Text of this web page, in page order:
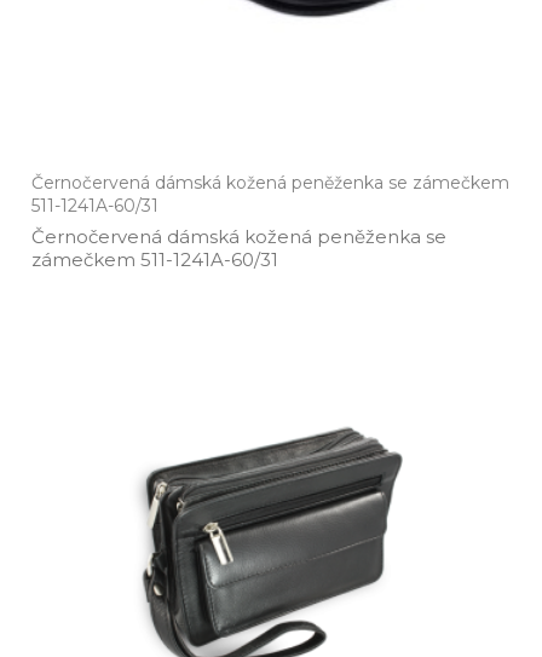
Černočervená dámská kožená peněženka se zámečkem
511-1241A-60/31
Černočervená dámská kožená peněženka se
zámečkem 511­-1241A­-60/31